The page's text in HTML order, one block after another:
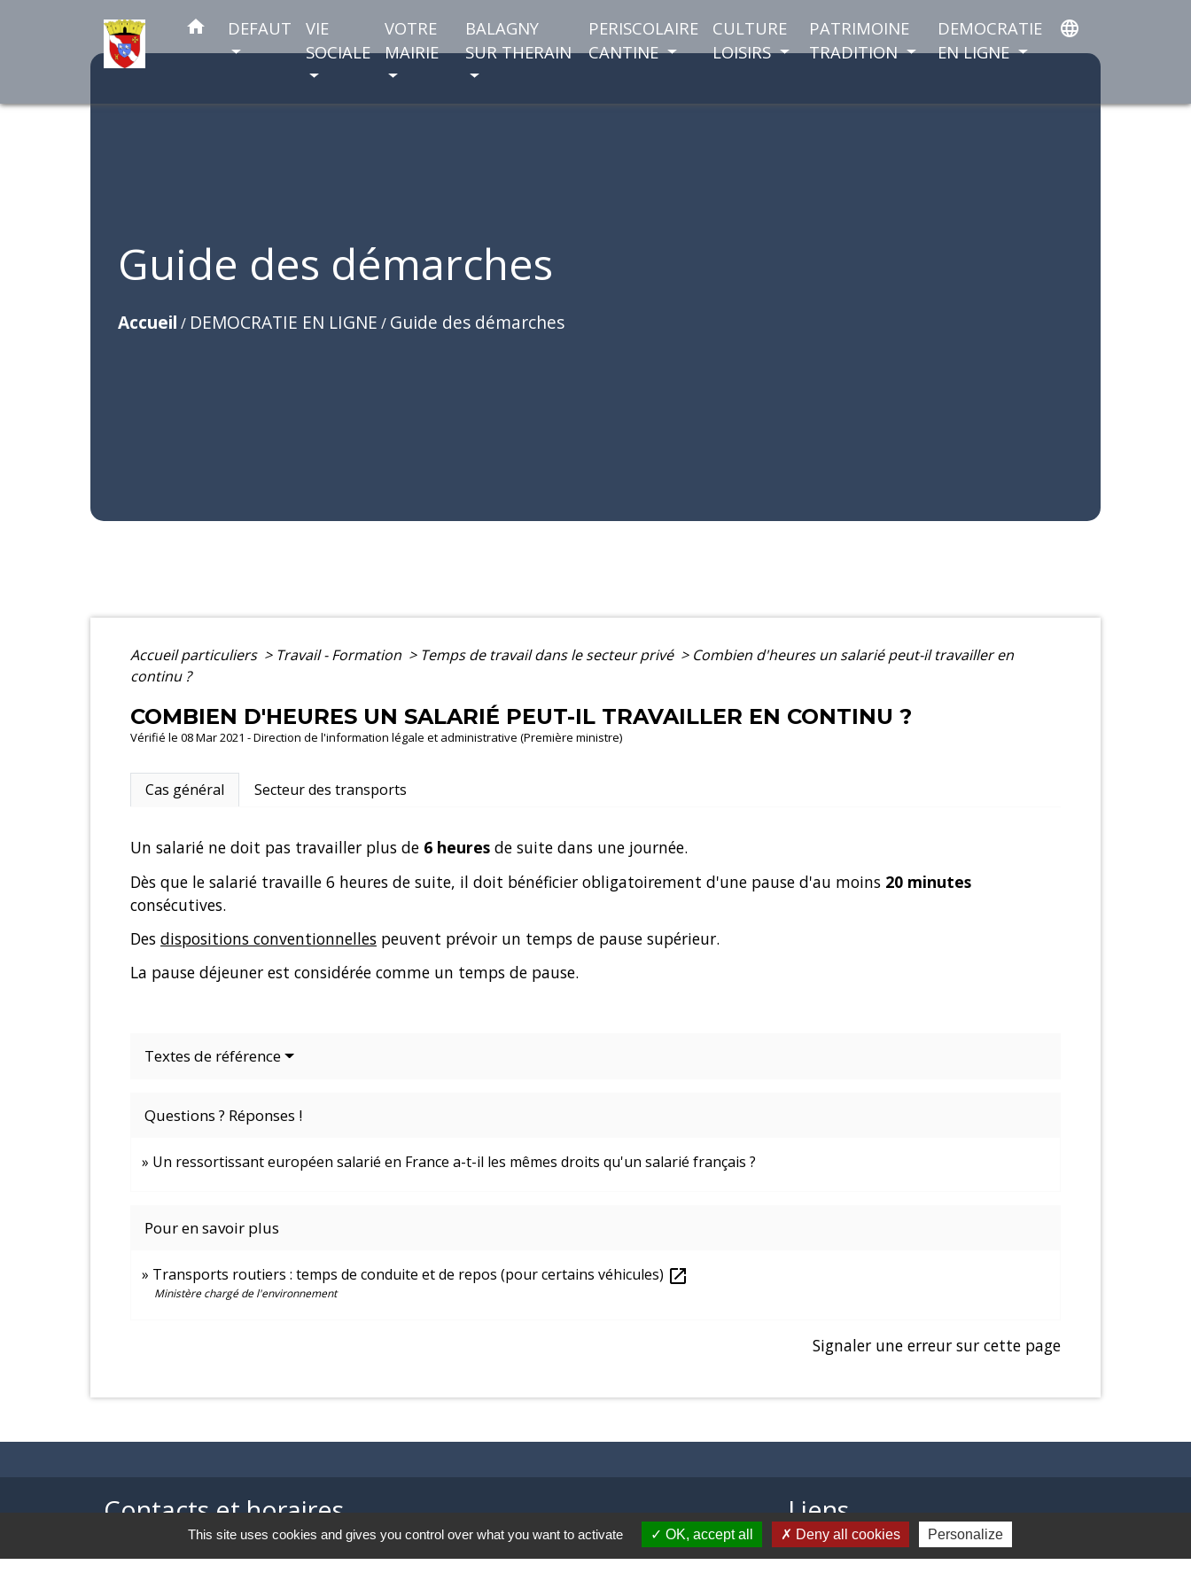
home DEFAUT
VIE
SOCIALE
VOTRE
MAIRIE
BALAGNY
SUR THERAIN
PERISCOLAIRE
CANTINE
CULTURE
LOISIRS
PATRIMOINE
TRADITION
DEMOCRATIE
EN LIGNE
language
Guide des démarches
Accueil / DEMOCRATIE EN LIGNE / Guide des démarches
Accueil particuliers > Travail - Formation > Temps de travail dans le secteur privé > Combien d'heures un salarié peut-il travailler en
continu ?
COMBIEN D'HEURES UN SALARIÉ PEUT-IL TRAVAILLER EN CONTINU ?
Vérifié le 08 Mar 2021 - Direction de l'information légale et administrative (Première ministre)
Cas général Secteur des transports
Un salarié ne doit pas travailler plus de 6 heures de suite dans une journée.
Dès que le salarié travaille 6 heures de suite, il doit bénéficier obligatoirement d'une pause d'au moins 20 minutes
consécutives.
Des dispositions conventionnelles peuvent prévoir un temps de pause supérieur.
La pause déjeuner est considérée comme un temps de pause.
Textes de référence
Questions ? Réponses !
Un ressortissant européen salarié en France a-t-il les mêmes droits qu'un salarié français ?
Pour en savoir plus
Transports routiers : temps de conduite et de repos (pour certains véhicules) open_in_new
Ministère chargé de l'environnement
Signaler une erreur sur cette page
Contacts et horaires
Mairie de Balagny sur Thérain
Liens
Presentation de Balagny
This site uses cookies and gives you control over what you want to activate OK, accept all Deny all cookies Personalize